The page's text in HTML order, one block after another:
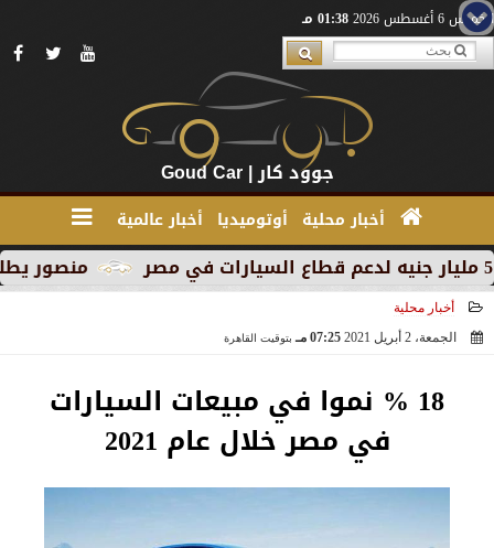
الخميس 6 أغسطس 2026 01:38 مـ
جوود كار | Goud Car
أخبار محلية أوتوميديا أخبار عالمية
منصور يطلق MG RX9 PHEV الجديدة كليًا في السوق المصري كأول سيارة Plug-in Hybrid من العلامة
أخبار محلية
الجمعة، 2 أبريل 2021
07:25 مـ بتوقيت القاهرة
18 % نموا في مبيعات السيارات
في مصر خلال عام 2021